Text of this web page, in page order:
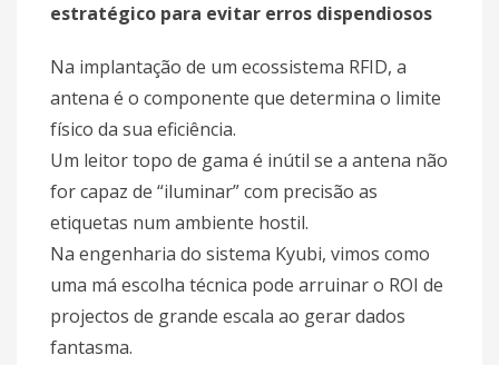
estratégico para evitar erros dispendiosos
Na implantação de um ecossistema RFID, a
antena é o componente que determina o limite
físico da sua eficiência.
Um leitor topo de gama é inútil se a antena não
for capaz de “iluminar” com precisão as
etiquetas num ambiente hostil.
Na engenharia do sistema Kyubi, vimos como
uma má escolha técnica pode arruinar o ROI de
projectos de grande escala ao gerar dados
fantasma.